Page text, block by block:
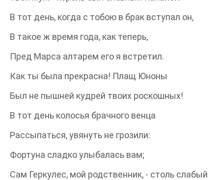
В тот день, когда с тобою в брак вступал он,
В такое ж время года, как теперь,
Пред Марса алтарем его я встретил.
Как ты была прекрасна! Плащ Юноны
Был не пышней кудрей твоих роскошных!
В тот день колосья брачного венца
Рассыпаться, увянуть не грозили:
Фортуна сладко улыбалась вам;
Сам Геркулес, мой родственник, - столь слабый